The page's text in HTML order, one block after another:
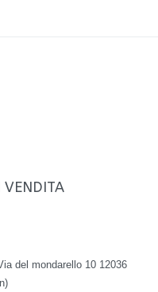
VENDITA
del mondarello 10 12036